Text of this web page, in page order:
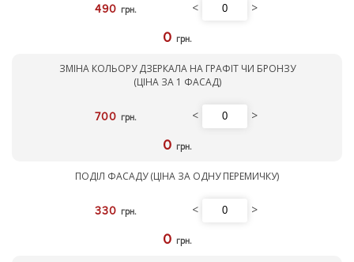
490 грн. < >
0 грн.
ЗМІНА КОЛЬОРУ ДЗЕРКАЛА НА ГРАФІТ ЧИ БРОНЗУ
(ЦІНА ЗА 1 ФАСАД)
700 грн. < >
0 грн.
ПОДІЛ ФАСАДУ (ЦІНА ЗА ОДНУ ПЕРЕМИЧКУ)
330 грн. < >
0 грн.